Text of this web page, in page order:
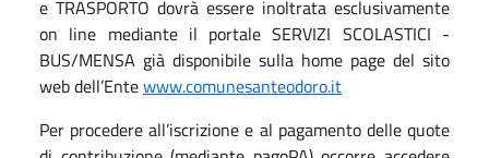
e TRASPORTO dovrà essere inoltrata esclusivamente
on line mediante il portale SERVIZI SCOLASTICI -
BUS/MENSA già disponibile sulla home page del sito
web dell’Entewww.comunesanteodoro.it
Per procedere all’iscrizione e al pagamento delle quote